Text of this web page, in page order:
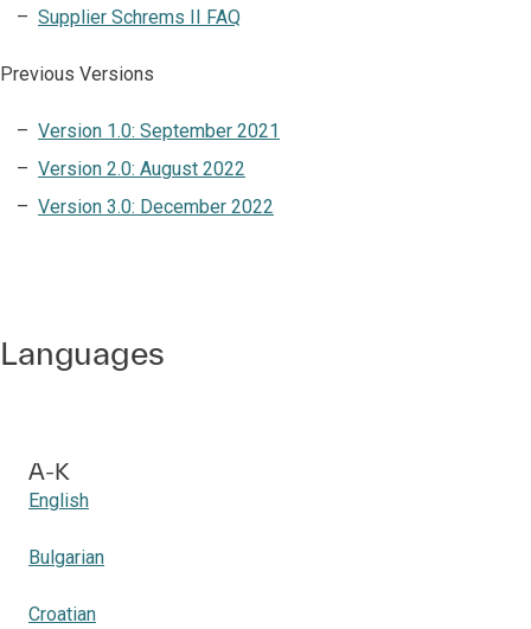
Supplier Schrems II FAQ
Previous Versions
Version 1.0: September 2021
Version 2.0: August 2022
Version 3.0: December 2022
Languages
A-K
English
Bulgarian
Croatian